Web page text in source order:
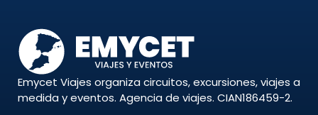
Emycet Viajes organiza circuitos, excursiones, viajes a
medida y eventos. Agencia de viajes. CIAN186459-2.